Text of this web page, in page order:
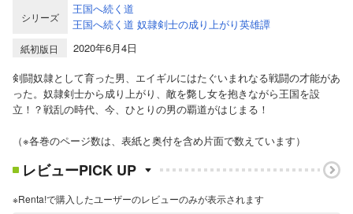
シリーズ
王国へ続く道
王国へ続く道 奴隷剣士の成り上がり英雄譚
紙初版日
2020年6月4日
剣闘奴隷として育った男、エイギルにはたぐいまれなる戦闘の才能があ
った。奴隷剣士から成り上がり、敵を斃し女を抱きながら王国を設
立！？戦乱の時代、今、ひとりの男の覇道がはじまる！
（※各巻のページ数は、表紙と奥付を含め片面で数えています）
レビューPICK UP
※Renta!で購入したユーザーのレビューのみが表示されます